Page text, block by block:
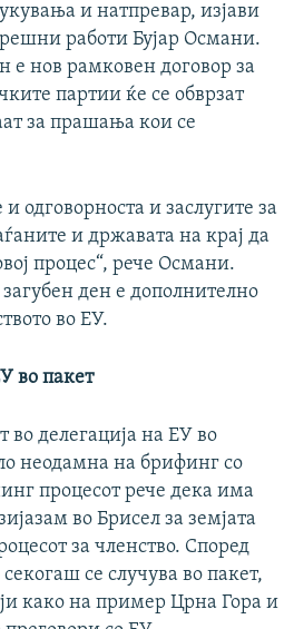
и натпревар, изјави
работи Бујар Османи.
е нов рамковен договор за
партии ќе се обврзат
за прашања кои се
одговорноста и заслугите за
и државата на крај да
процес“, рече Османи.
загубен ден е дополнително
во ЕУ.
во пакет
во делегација на ЕУ во
неодамна на брифинг со
процесот рече дека има
во Брисел за земјата
за членство. Според
се случува во пакет,
како на пример Црна Гора и